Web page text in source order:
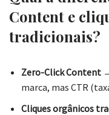
Content e
tradicionais?
Zero-Click Content
marca, mas CTR
Cliques orgânicos